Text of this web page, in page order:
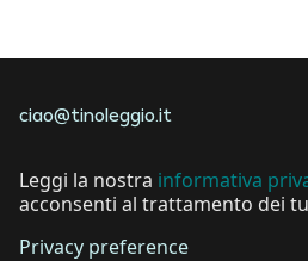
ciao@tinoleggio.it
Leggi la nostra informativa
acconsenti al trattamento dei
Privacy preference